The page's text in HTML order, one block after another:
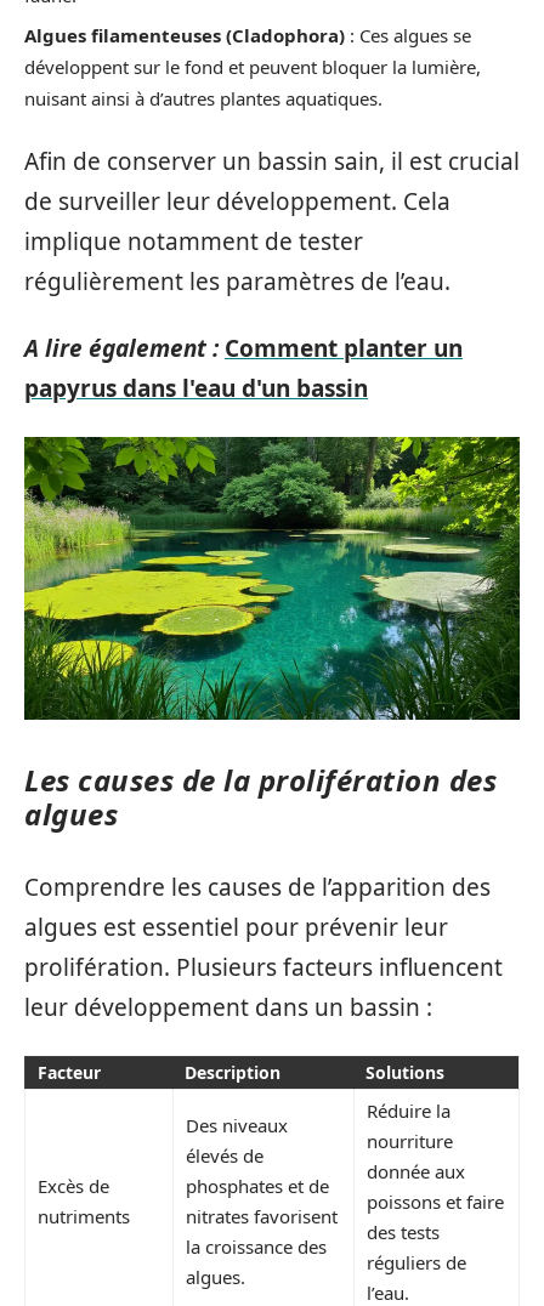
Algues filamenteuses (Cladophora) : Ces algues se
développent sur le fond et peuvent bloquer la lumière,
nuisant ainsi à d’autres plantes aquatiques.
Afin de conserver un bassin sain, il est crucial
de surveiller leur développement. Cela
implique notamment de tester
régulièrement les paramètres de l’eau.
A lire également : Comment planter un
papyrus dans l'eau d'un bassin
Les causes de la prolifération des
algues
Comprendre les causes de l’apparition des
algues est essentiel pour prévenir leur
prolifération. Plusieurs facteurs influencent
leur développement dans un bassin :
Facteur Description Solutions
Excès de
nutriments
Des niveaux
élevés de
phosphates et de
nitrates favorisent
la croissance des
algues.
Réduire la
nourriture
donnée aux
poissons et faire
des tests
réguliers de
l’eau.